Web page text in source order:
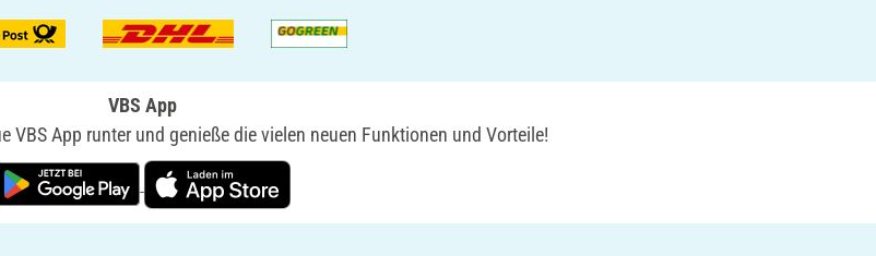
VBS App
VBS App runter und genieße die vielen neuen Funktionen und Vorteile!